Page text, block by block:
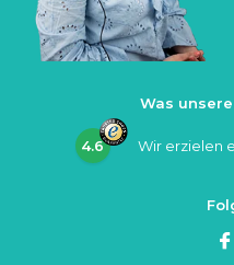
Was
4.6 Wir erzielen